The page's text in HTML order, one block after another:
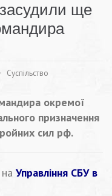
ще
Суспільство
окремої
призначення
сил рф.
Управління СБУ в